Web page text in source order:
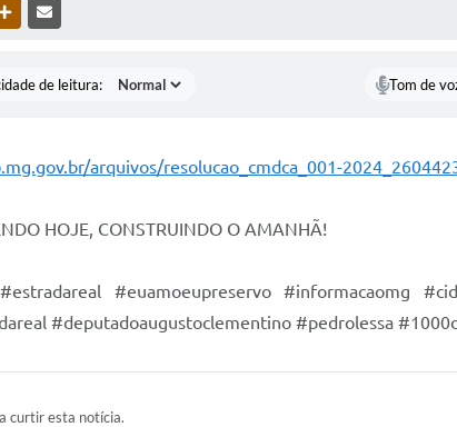
OUTRAS MÍDIAS
de leitura: Tom de
arquivos/resolucao_cmdca_001-
HOJE, CONSTRUINDO O AMANHÃ!
#euamoeupreservo #informacaomg
#deputadoaugustoclementino #pedrolessa
curtir esta notícia.